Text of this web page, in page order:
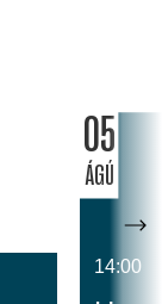
05
ÁGÚ
14:00